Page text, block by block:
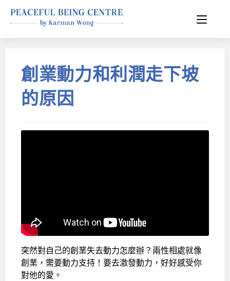
創業動力和利潤走下坡
的原因
突然對自己的創業失去動力怎麼辦？兩性相處就像
創業，需要動力支持！要去激發動力，好好感受你
對他的愛。